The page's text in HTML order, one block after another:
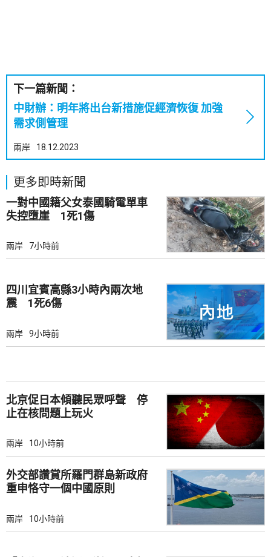
下一篇新聞：
中財辦：明年將出台新措施促經濟恢復 加強
需求側管理
兩岸 18.12.2023
更多即時新聞
一對中國籍父女泰國騎電單車
失控墮崖 1死1傷
兩岸 7小時前
四川宜賓高縣3小時內兩次地
震 1死6傷
兩岸 9小時前
北京促日本傾聽民眾呼聲 停
止在核問題上玩火
兩岸 10小時前
外交部讚賞所羅門群島新政府
重申恪守一個中國原則
兩岸 10小時前